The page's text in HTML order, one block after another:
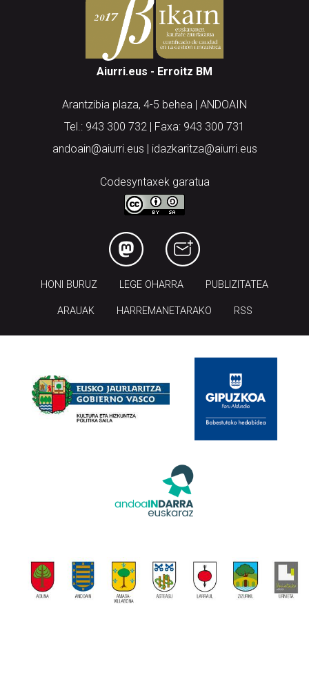
Aiurri.eus - Erroitz BM
Arantzibia plaza, 4-5 behea | ANDOAIN
Tel.: 943 300 732 | Faxa: 943 300 731
andoain@aiurri.eus | idazkaritza@aiurri.eus
Codesyntaxek garatua
HONI BURUZ LEGE OHARRA PUBLIZITATEA
ARAUAK HARREMANETARAKO RSS